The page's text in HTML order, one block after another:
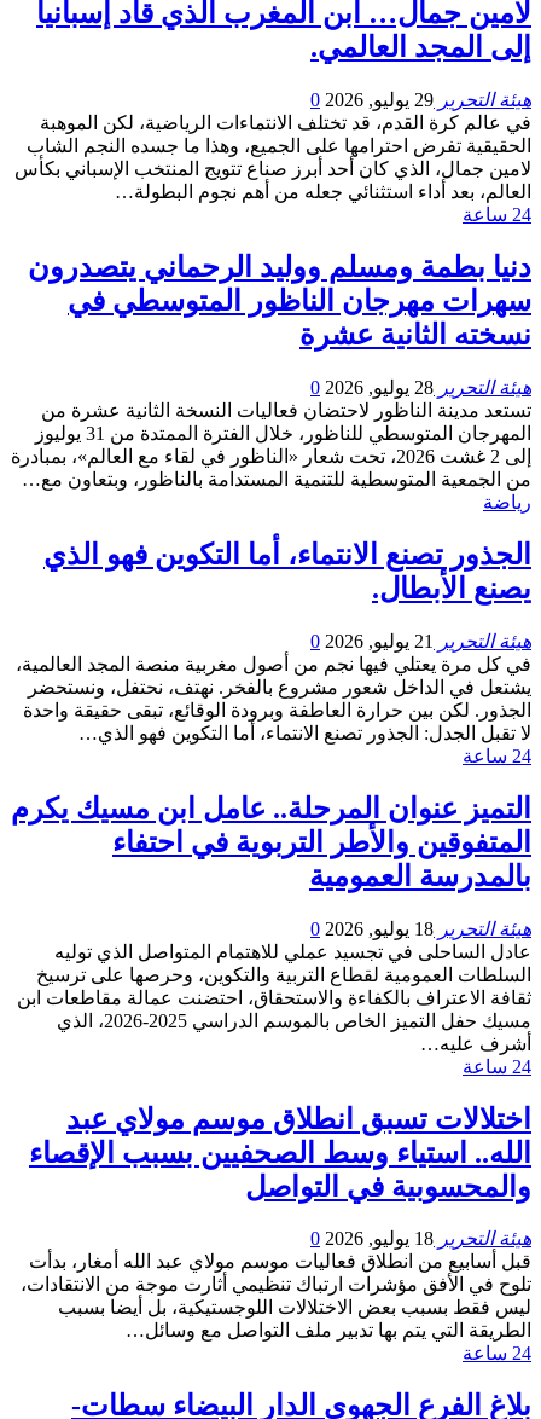
لامين جمال… ابن المغرب الذي قاد إسبانيا
إلى المجد العالمي.
هيئة التحرير 29 يوليو, 2026
0
في عالم كرة القدم، قد تختلف الانتماءات الرياضية، لكن الموهبة
الحقيقية تفرض احترامها على الجميع، وهذا ما جسده النجم الشاب
لامين جمال، الذي كان أحد أبرز صناع تتويج المنتخب الإسباني بكأس
العالم، بعد أداء استثنائي جعله من أهم نجوم البطولة…
24 ساعة
دنيا بطمة ومسلم ووليد الرحماني يتصدرون
سهرات مهرجان الناظور المتوسطي في
نسخته الثانية عشرة
هيئة التحرير 28 يوليو, 2026
0
تستعد مدينة الناظور لاحتضان فعاليات النسخة الثانية عشرة من
المهرجان المتوسطي للناظور، خلال الفترة الممتدة من 31 يوليوز
إلى 2 غشت 2026، تحت شعار «الناظور في لقاء مع العالم»، بمبادرة
من الجمعية المتوسطية للتنمية المستدامة بالناظور، وبتعاون مع…
رياضة
الجذور تصنع الانتماء، أما التكوين فهو الذي
يصنع الأبطال.
هيئة التحرير 21 يوليو, 2026
0
في كل مرة يعتلي فيها نجم من أصول مغربية منصة المجد العالمية،
يشتعل في الداخل شعور مشروع بالفخر. نهتف، نحتفل، ونستحضر
الجذور. لكن بين حرارة العاطفة وبرودة الوقائع، تبقى حقيقة واحدة
لا تقبل الجدل: الجذور تصنع الانتماء، أما التكوين فهو الذي…
24 ساعة
التميز عنوان المرحلة.. عامل ابن مسيك يكرم
المتفوقين والأطر التربوية في احتفاء
بالمدرسة العمومية
هيئة التحرير 18 يوليو, 2026
0
عادل الساحلى في تجسيد عملي للاهتمام المتواصل الذي توليه
السلطات العمومية لقطاع التربية والتكوين، وحرصها على ترسيخ
ثقافة الاعتراف بالكفاءة والاستحقاق، احتضنت عمالة مقاطعات ابن
مسيك حفل التميز الخاص بالموسم الدراسي 2025-2026، الذي
أشرف عليه…
24 ساعة
اختلالات تسبق انطلاق موسم مولاي عبد
الله.. استياء وسط الصحفيين بسبب الإقصاء
والمحسوبية في التواصل
هيئة التحرير 18 يوليو, 2026
0
قبل أسابيع من انطلاق فعاليات موسم مولاي عبد الله أمغار، بدأت
تلوح في الأفق مؤشرات ارتباك تنظيمي أثارت موجة من الانتقادات،
ليس فقط بسبب بعض الاختلالات اللوجستيكية، بل أيضا بسبب
الطريقة التي يتم بها تدبير ملف التواصل مع وسائل…
24 ساعة
بلاغ الفرع الجهوي الدار البيضاء سطات-